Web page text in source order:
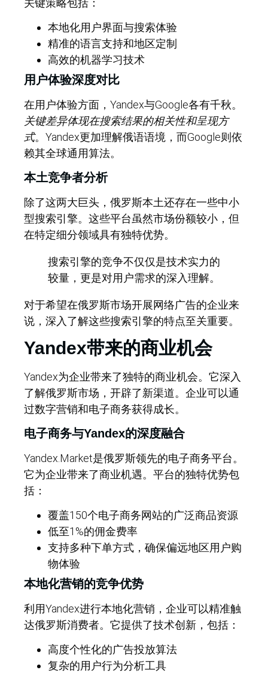
关键策略包括：
本地化用户界面与搜索体验
精准的语言支持和地区定制
高效的机器学习技术
用户体验深度对比
在用户体验方面，Yandex与Google各有千秋。
关键差异体现在搜索结果的相关性和呈现方
式。Yandex更加理解俄语语境，而Google则依
赖其全球通用算法。
本土竞争者分析
除了这两大巨头，俄罗斯本土还存在一些中小
型搜索引擎。这些平台虽然市场份额较小，但
在特定细分领域具有独特优势。
搜索引擎的竞争不仅仅是技术实力的
较量，更是对用户需求的深入理解。
对于希望在俄罗斯市场开展网络广告的企业来
说，深入了解这些搜索引擎的特点至关重要。
Yandex带来的商业机会
Yandex为企业带来了独特的商业机会。它深入
了解俄罗斯市场，开辟了新渠道。企业可以通
过数字营销和电子商务获得成长。
电子商务与Yandex的深度融合
Yandex.Market是俄罗斯领先的电子商务平台。
它为企业带来了商业机遇。平台的独特优势包
括：
覆盖150个电子商务网站的广泛商品资源
低至1%的佣金费率
支持多种下单方式，确保偏远地区用户购
物体验
本地化营销的竞争优势
利用Yandex进行本地化营销，企业可以精准触
达俄罗斯消费者。它提供了技术创新，包括：
高度个性化的广告投放算法
复杂的用户行为分析工具